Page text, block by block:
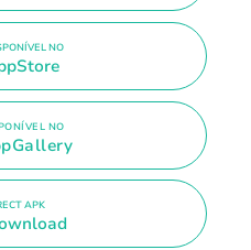
NO
NO
APK